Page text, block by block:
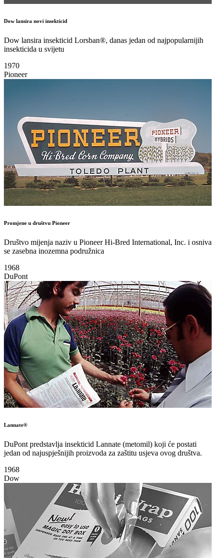
Dow lansira novi insekticid
Dow lansira insekticid Lorsban®, danas jedan od najpopularnijih
insekticida u svijetu
1970
Pioneer
Promjene u društvu Pioneer
Društvo mijenja naziv u Pioneer Hi-Bred International, Inc. i osniva
se zasebna inozemna podružnica
1968
DuPont
Lannate®
DuPont predstavlja insekticid Lannate (metomil) koji će postati
jedan od najuspješnijih proizvoda za zaštitu usjeva ovog društva.
1968
Dow